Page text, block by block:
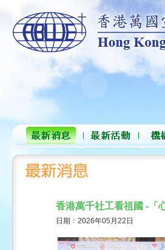
香港萬千社工看祖國 -「
日期﹕2026年05月22日